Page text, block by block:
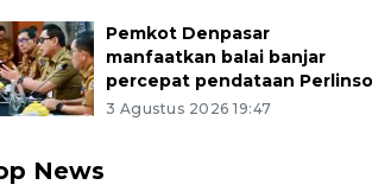
Pemkot Denpasar
manfaatkan balai banjar
percepat pendataan
3 Agustus 2026 19:47
News